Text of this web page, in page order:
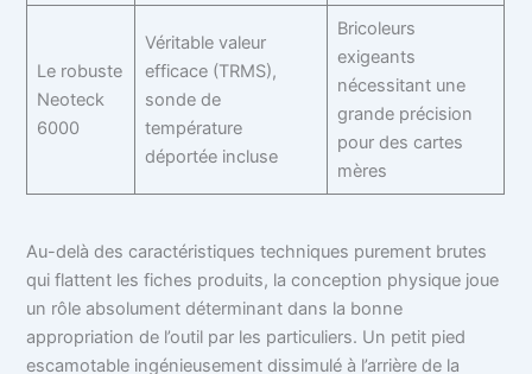
Le robuste
Neoteck
6000
Véritable valeur
efficace (TRMS),
sonde de
température
déportée incluse
Bricoleurs
exigeants
nécessitant une
grande précision
pour des cartes
mères
Au-delà des caractéristiques techniques purement brutes
qui flattent les fiches produits, la conception physique joue
un rôle absolument déterminant dans la bonne
appropriation de l’outil par les particuliers. Un petit pied
escamotable ingénieusement dissimulé à l’arrière de la